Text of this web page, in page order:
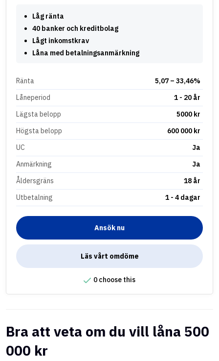
Låg ränta
40 banker och kreditbolag
Lågt inkomstkrav
Låna med betalningsanmärkning
Ränta
5,07 – 33,46%
Låneperiod
1 - 20 år
Lägsta belopp
5000 kr
Högsta belopp
600 000 kr
UC
Ja
Anmärkning
Ja
Åldersgräns
18 år
Utbetalning
1 - 4 dagar
Ansök nu
Läs vårt omdöme
0 choose this
Bra att veta om du vill låna 500
000 kr